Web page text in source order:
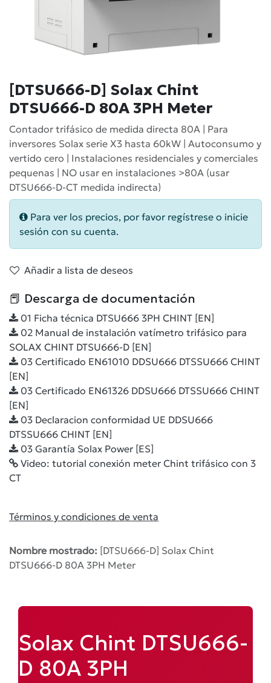
[DTSU666-D] Solax Chint
DTSU666-D 80A 3PH Meter
Contador trifásico de medida directa 80A | Para
inversores Solax serie X3 hasta 60kW | Autoconsumo y
vertido cero | Instalaciones residenciales y comerciales
pequenas | NO usar en instalaciones >80A (usar
DTSU666-D-CT medida indirecta)
Para ver los precios, por favor regístrese o inicie
sesión con su cuenta.
Añadir a lista de deseos
📕 Descarga de documentación
01 Ficha técnica DTSU666 3PH CHINT [EN]
02 Manual de instalación vatímetro trifásico para
SOLAX CHINT DTSU666-D [EN]
03 Certificado EN61010 DDSU666 DTSSU666 CHINT
[EN]
03 Certificado EN61326 DDSU666 DTSSU666 CHINT
[EN]
03 Declaracion conformidad UE DDSU666
DTSSU666 CHINT [EN]
03 Garantía Solax Power [ES]
Video: tutorial conexión meter Chint trifásico con 3
CT
Términos y condiciones de venta
Nombre mostrado: [DTSU666-D] Solax Chint
DTSU666-D 80A 3PH Meter
Solax Chint DTSU666-
D 80A 3PH